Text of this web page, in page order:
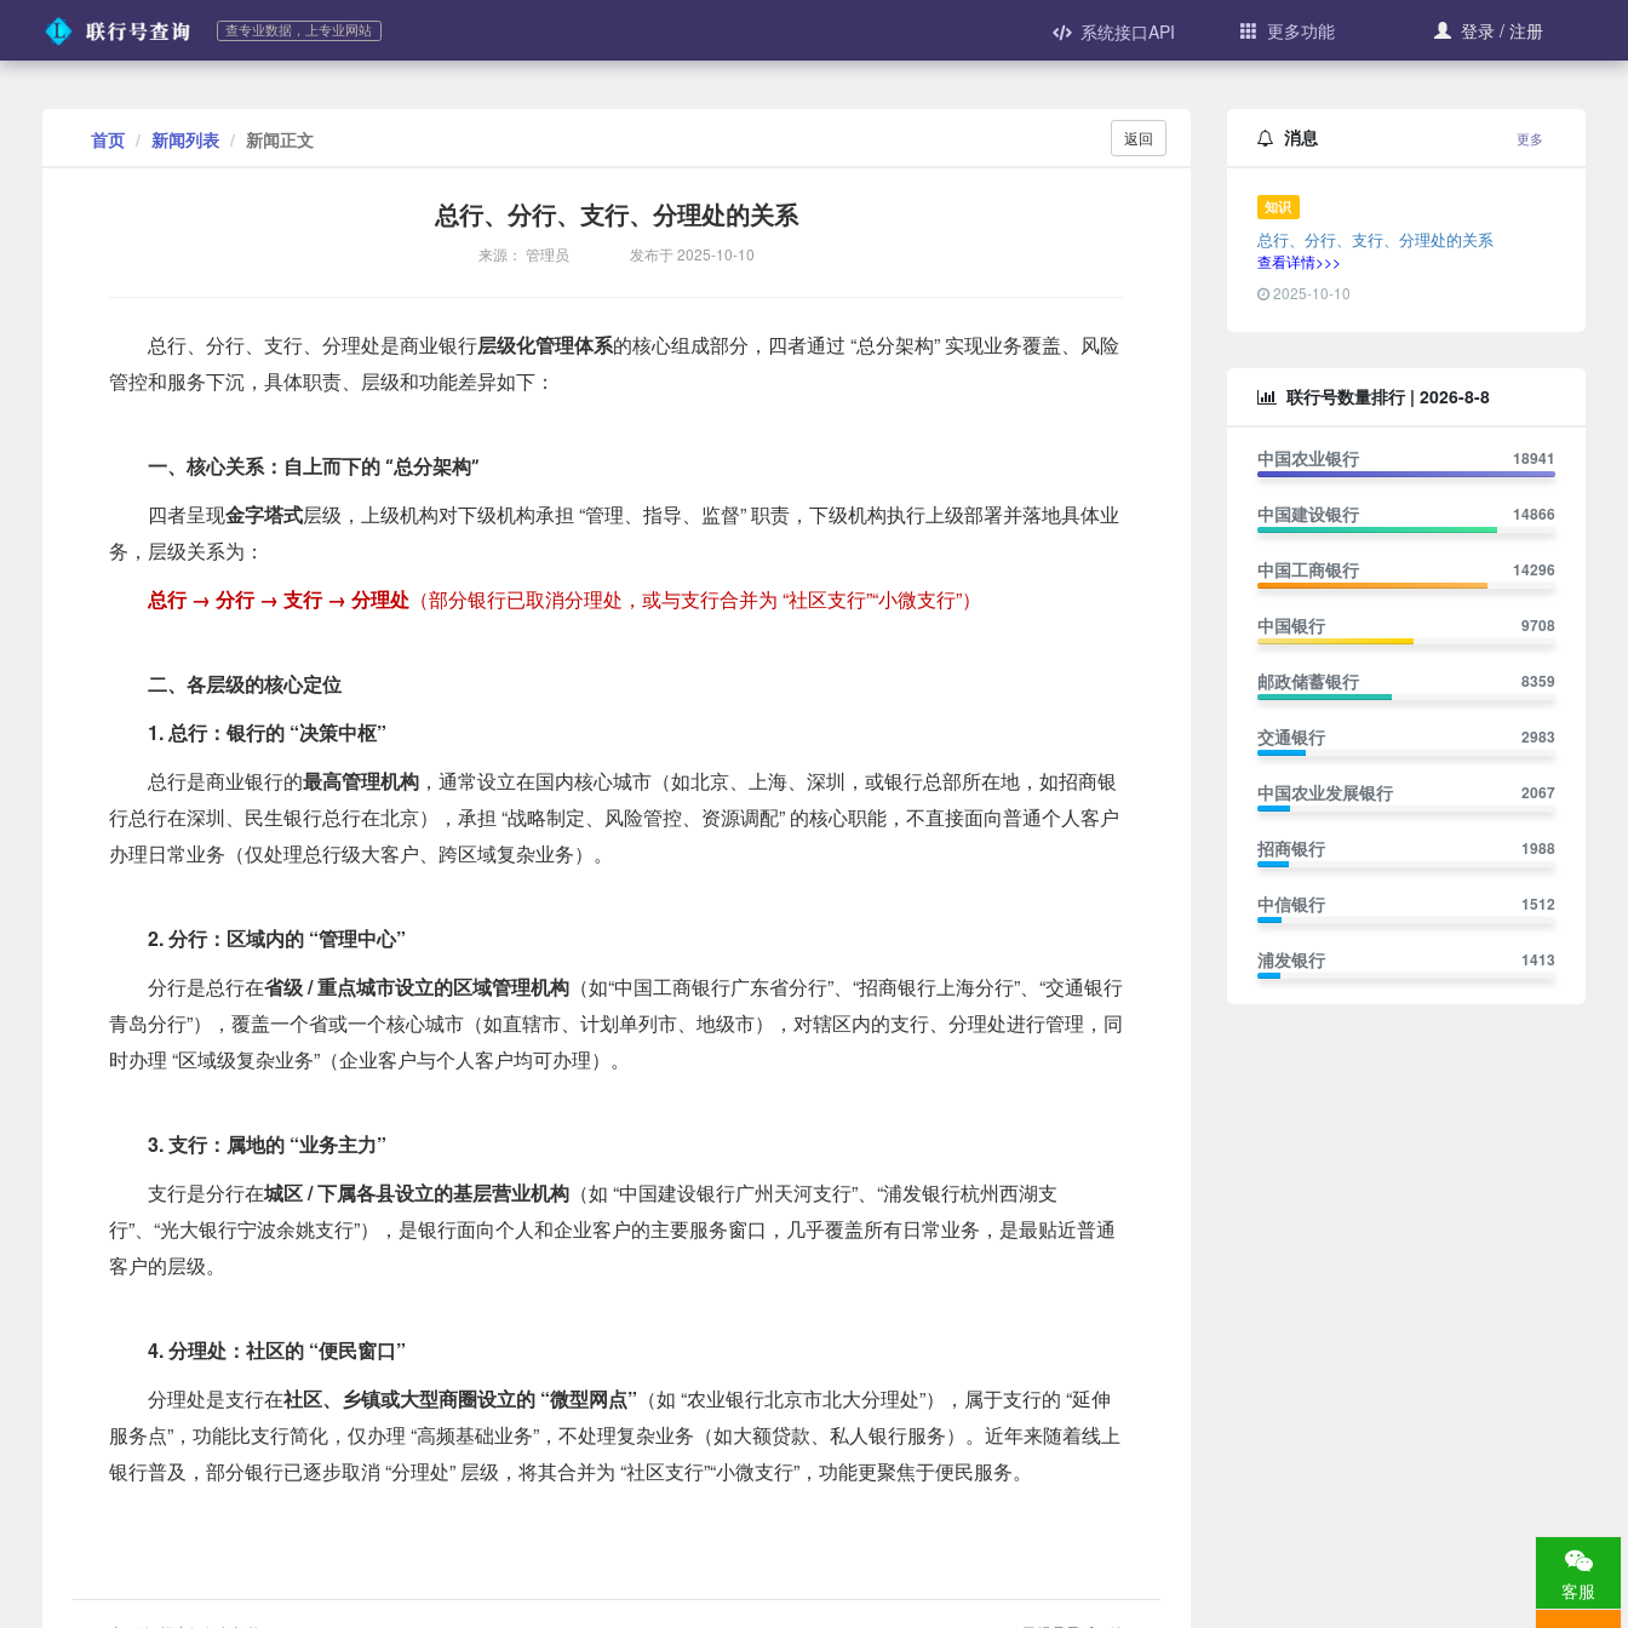
查专业数据，上专业网站 登录 / 注册
更多功能
系统接口API
首页 新闻列表 新闻正文 返回
总行、分行、支行、分理处的关系
来源： 管理员 发布于 2025-10-10
总行、分行、支行、分理处是商业银行层级化管理体系的核心组成部分，四者通过 “总分架构” 实现业务覆盖、风险
管控和服务下沉，具体职责、层级和功能差异如下：
一、核心关系：自上而下的 “总分架构”
四者呈现金字塔式层级 ，上级机构对下级机构承担 “管理、指导、监督” 职责，下级机构执行上级部署并落地具体业
务，层级关系为：
总行 → 分行 → 支行 → 分理处 （部分银行已取消分理处，或与支行合并为 “社区支行”“小微支行”）
二、各层级的核心定位
1. 总行：银行的 “决策中枢”
总行是商业银行的最高管理机构 ，通常设立在国内核心城市（如北京、上海、深圳，或银行总部所在地，如招商银
行总行在深圳、民生银行总行在北京），承担 “战略制定、风险管控、资源调配” 的核心职能，不直接面向普通个人客户
办理日常业务（仅处理总行级大客户、跨区域复杂业务）。
2. 分行：区域内的 “管理中心”
分行是总行在省级 / 重点城市设立的区域管理机构 （如“中国工商银行广东省分行”、“招商银行上海分行”、“交通银行
青岛分行”），覆盖一个省或一个核心城市（如直辖市、计划单列市、地级市），对辖区内的支行、分理处进行管理，同
时办理 “区域级复杂业务”（企业客户与个人客户均可办理）。
3. 支行：属地的 “业务主力”
支行是分行在城区 / 下属各县设立的基层营业机构 （如 “中国建设银行广州天河支行”、“浦发银行杭州西湖支
行”、“光大银行宁波余姚支行”），是银行面向个人和企业客户的主要服务窗口 ，几乎覆盖所有日常业务，是最贴近普通
客户的层级。
4. 分理处：社区的 “便民窗口”
分理处是支行在社区、乡镇或大型商圈设立的 “微型网点” （如 “农业银行北京市北大分理处”），属于支行的 “延伸
服务点”，功能比支行简化，仅办理 “高频基础业务”，不处理复杂业务（如大额贷款、私人银行服务）。近年来随着线上
银行普及，部分银行已逐步取消 “分理处” 层级，将其合并为 “社区支行”“小微支行”，功能更聚焦于便民服务。
消息 更多
知识
总行、分行、支行、分理处的关系
查看详情>>>
2025-10-10
联行号数量排行 | 2026-8-8
18941
中国农业银行
14866
中国建设银行
14296
中国工商银行
9708
中国银行
8359
邮政储蓄银行
2983
交通银行
2067
中国农业发展银行
1988
招商银行
1512
中信银行
1413
浦发银行
客服